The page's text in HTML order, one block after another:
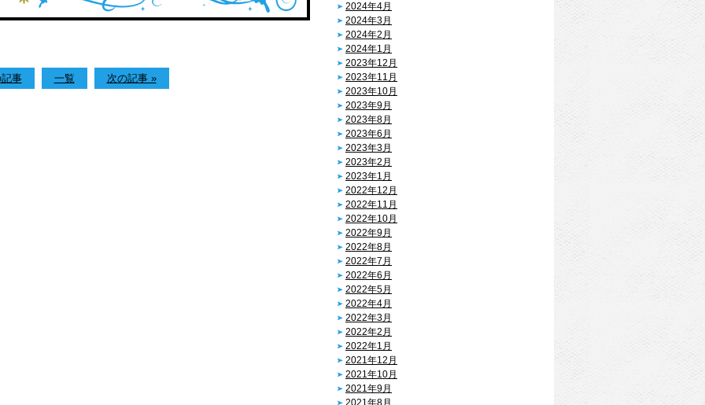
事 一覧 次の記事 »
2024年4月
2024年3月
2024年2月
2024年1月
2023年12月
2023年11月
2023年10月
2023年9月
2023年8月
2023年6月
2023年3月
2023年2月
2023年1月
2022年12月
2022年11月
2022年10月
2022年9月
2022年8月
2022年7月
2022年6月
2022年5月
2022年4月
2022年3月
2022年2月
2022年1月
2021年12月
2021年10月
2021年9月
2021年8月